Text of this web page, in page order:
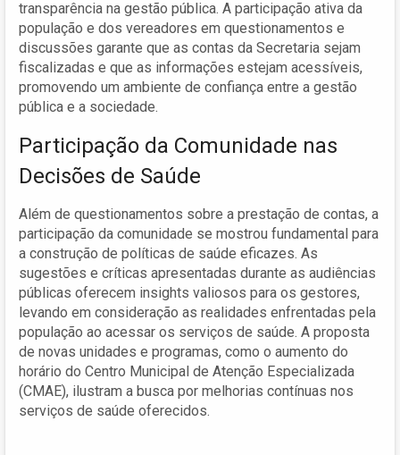
transparência na gestão pública. A participação ativa da
população e dos vereadores em questionamentos e
discussões garante que as contas da Secretaria sejam
fiscalizadas e que as informações estejam acessíveis,
promovendo um ambiente de confiança entre a gestão
pública e a sociedade.
Participação da Comunidade nas
Decisões de Saúde
Além de questionamentos sobre a prestação de contas, a
participação da comunidade se mostrou fundamental para
a construção de políticas de saúde eficazes. As
sugestões e críticas apresentadas durante as audiências
públicas oferecem insights valiosos para os gestores,
levando em consideração as realidades enfrentadas pela
população ao acessar os serviços de saúde. A proposta
de novas unidades e programas, como o aumento do
horário do Centro Municipal de Atenção Especializada
(CMAE), ilustram a busca por melhorias contínuas nos
serviços de saúde oferecidos.